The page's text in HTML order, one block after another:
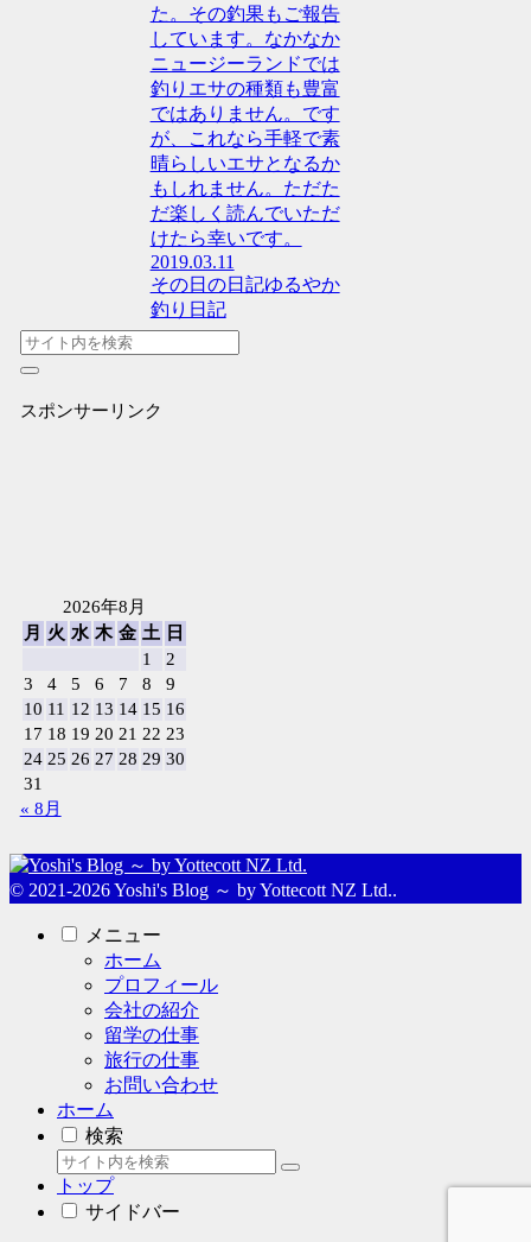
た。その釣果もご報告
しています。なかなか
ニュージーランドでは
釣りエサの種類も豊富
ではありません。です
が、これなら手軽で素
晴らしいエサとなるか
もしれません。ただた
だ楽しく読んでいただ
けたら幸いです。
2019.03.11
その日の日記ゆるやか
釣り日記
スポンサーリンク
2026年8月
月
火 水 木 金 土
日
1
2
3
4 5 6 7 8
9
10 11 12 13 14 15 16
17 18 19 20 21 22 23
24 25 26 27 28 29 30
31
« 8月
© 2021-2026 Yoshi's Blog ～ by Yottecott NZ Ltd..
メニュー
ホーム
プロフィール
会社の紹介
留学の仕事
旅行の仕事
お問い合わせ
ホーム
検索
トップ
サイドバー